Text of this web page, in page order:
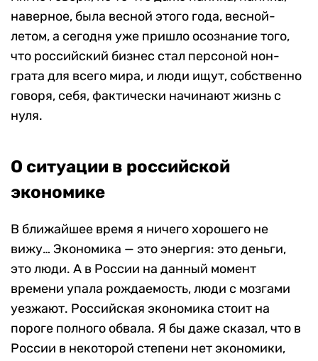
наверное, была весной этого года, весной-
летом, а сегодня уже пришло осознание того,
что российский бизнес стал персоной нон-
грата для всего мира, и люди ищут, собственно
говоря, себя, фактически начинают жизнь с
нуля.
О ситуации в российской
экономике
В ближайшее время я ничего хорошего не
вижу… Экономика — это энергия: это деньги,
это люди. А в России на данный момент
времени упала рождаемость, люди с мозгами
уезжают. Российская экономика стоит на
пороге полного обвала. Я бы даже сказал, что в
России в некоторой степени нет экономики,